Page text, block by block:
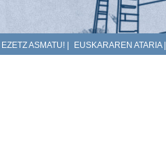
EZETZ ASMATU! EUSKARAREN ATARIA|